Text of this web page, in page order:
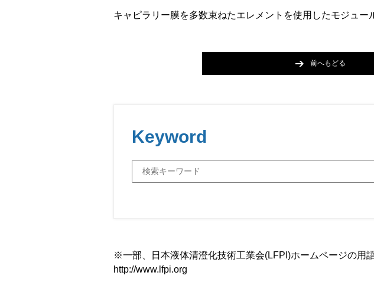
キャピラリー膜を多数束ねたエレメントを使用したモジュー
前へもどる
Keyword
※一部、日本液体清澄化技術工業会(LFPI)ホームページの用語
http://www.lfpi.org